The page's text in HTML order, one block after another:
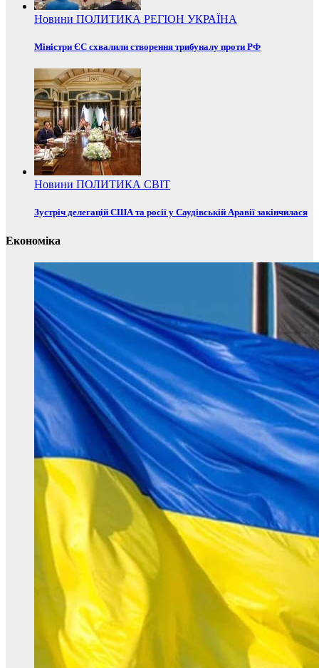
Новини ПОЛИТИКА РЕГІОН УКРАЇНА
Міністри ЄС схвалили створення трибуналу проти РФ
Новини ПОЛИТИКА СВІТ
Зустріч делегацій США та росії у Саудівській Аравії закінчилася
Економіка